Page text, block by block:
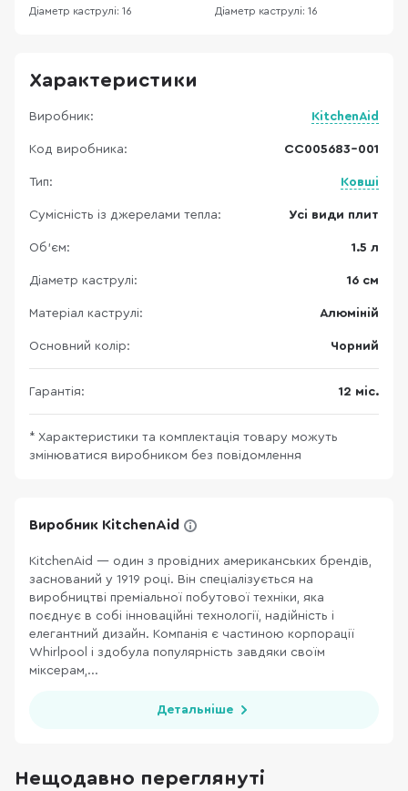
Діаметр каструлі: 16
Діаметр каструлі: 16
Характеристики
Виробник: KitchenAid
Код виробника: CC005683-001
Тип: Ковші
Сумісність із джерелами тепла: Усі види плит
Об'єм: 1.5 л
Діаметр каструлі: 16 см
Матеріал каструлі: Алюміній
Основний колір: Чорний
Гарантія: 12 міс.
* Характеристики та комплектація товару можуть
змінюватися виробником без повідомлення
Виробник KitchenAid
KitchenAid — один з провідних американських брендів,
заснований у 1919 році. Він спеціалізується на
виробництві преміальної побутової техніки, яка
поєднує в собі інноваційні технології, надійність і
елегантний дизайн. Компанія є частиною корпорації
Whirlpool і здобула популярність завдяки своїм
міксерам,...
Детальніше
Нещодавно переглянуті